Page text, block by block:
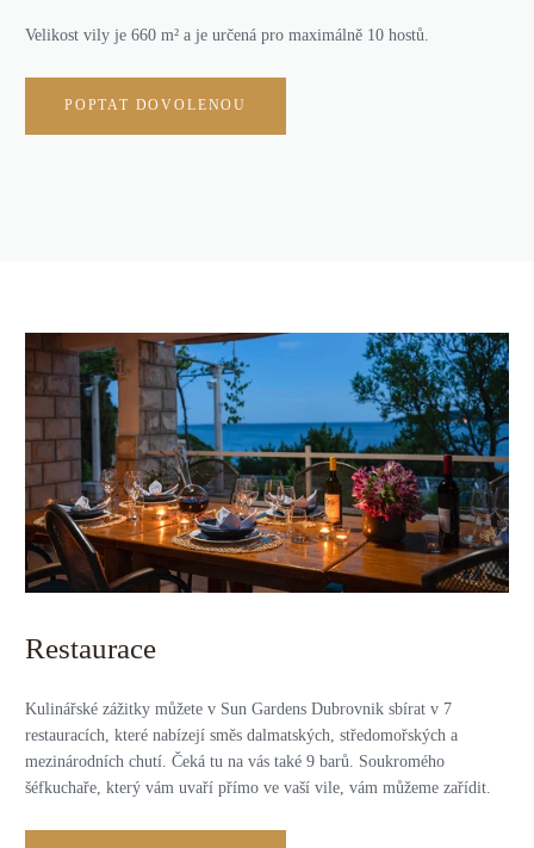
Velikost vily je 660 m² a je určená pro maximálně 10 hostů.
POPTAT DOVOLENOU
Restaurace
Kulinářské zážitky můžete v Sun Gardens Dubrovnik sbírat v 7
restauracích, které nabízejí směs dalmatských, středomořských a
mezinárodních chutí. Čeká tu na vás také 9 barů. Soukromého
šéfkuchaře, který vám uvaří přímo ve vaší vile, vám můžeme zařídit.